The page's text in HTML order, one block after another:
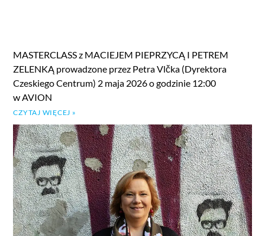
MASTERCLASS z MACIEJEM PIEPRZYCĄ I PETREM
ZELENKĄ prowadzone przez Petra Vlčka (Dyrektora
Czeskiego Centrum) 2 maja 2026 o godzinie 12:00
w AVION
CZYTAJ WIĘCEJ »